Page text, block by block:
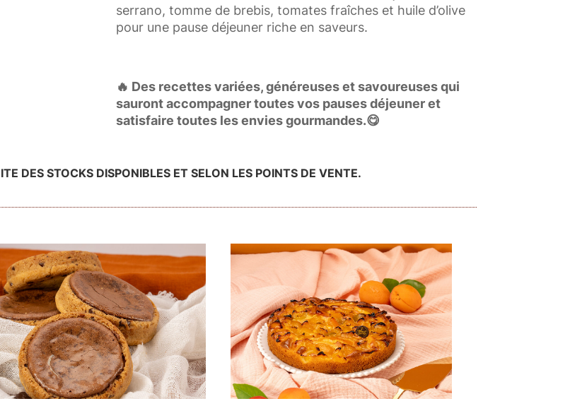
serrano, tomme de brebis, tomates fraîches et huile d’olive
pour une pause déjeuner riche en saveurs.
🔥 Des recettes variées, généreuses et savoureuses qui
sauront accompagner toutes vos pauses déjeuner et
satisfaire toutes les envies gourmandes.😋
DES STOCKS DISPONIBLES ET SELON LES POINTS DE VENTE.